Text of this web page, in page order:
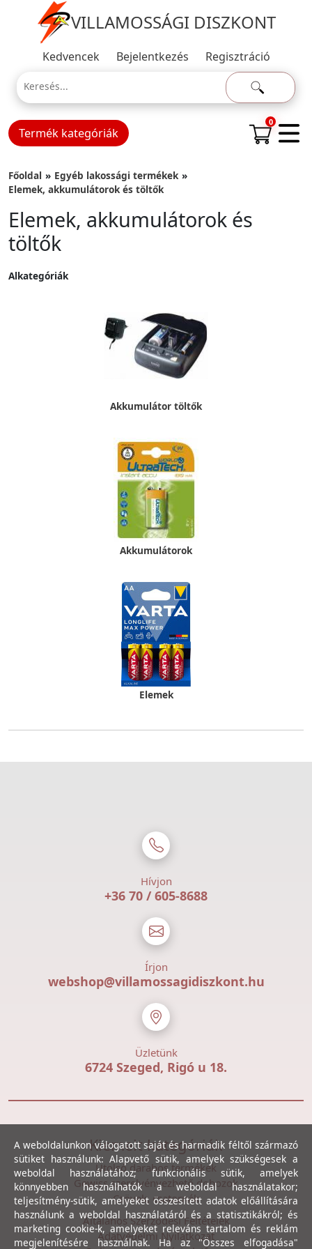
VILLAMOSSÁGI DISZKONT
Kedvencek Bejelentkezés Regisztráció
Termék kategóriák
0
Főoldal
Egyéb lakossági termékek
Elemek, akkumulátorok és töltők
Elemek, akkumulátorok és
töltők
Alkategóriák
Akkumulátor töltők
Akkumulátorok
Elemek
Hívjon
+36 70 / 605-8688
Írjon
webshop@villamossagidiszkont.hu
Üzletünk
6724 Szeged, Rigó u 18.
Kiemelt kategóriák
Utolsó darabos termékek
Gewiss szerelvényezhető dobozok
Csövek, csatornák
Általános Szerződési Feltételek
Adatvédelmi Nyilatkozat
A weboldalunkon válogatott saját és harmadik féltől származó
sütiket használunk: Alapvető sütik, amelyek szükségesek a
weboldal használatához; funkcionális sütik, amelyek
könnyebben használhatók a weboldal használatakor;
teljesítmény-sütik, amelyeket összesített adatok előállítására
használunk a weboldal használatáról és a statisztikákról; és
marketing cookie-k, amelyeket releváns tartalom és reklám
megjelenítésére használnak. Ha az "Összes elfogadása"